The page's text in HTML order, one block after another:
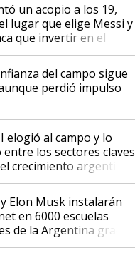
un acopio a los 19,
lugar que elige Messi y
que invertir en el
era como "darle
un hijo para droga":
Rossetti, el libertario
una dura crisis salió
del campo sigue
perdió impulso
elogió al campo y lo
entre los sectores claves
crecimiento argentino
Elon Musk instalarán
en 6000 escuelas
de la Argentina gracias
con Starlink